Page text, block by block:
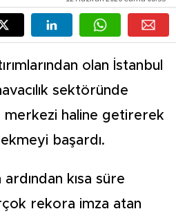
olan İstanbul
sektöründe
haline getirerek
başardı.
kısa süre
rekora imza atan